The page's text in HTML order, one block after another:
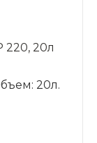
220, 20л
20л.